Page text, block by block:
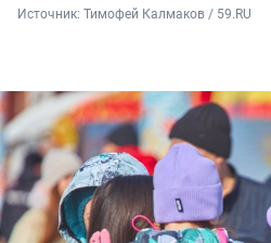
Источник: Тимофей Калмаков / 59.RU